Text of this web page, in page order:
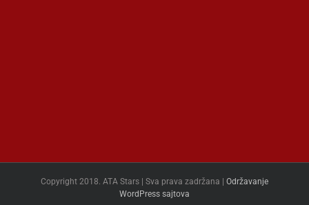
Copyright 2018. ATA Stars | Sva prava zadržana | Održavanje
WordPress sajtova